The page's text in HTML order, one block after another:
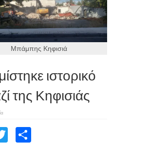
Μπάμπης Κηφισιά
ιστορικό
της Κηφισιάς
Twitter